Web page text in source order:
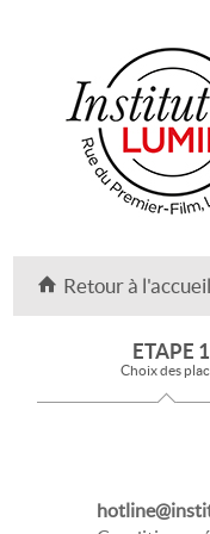
Retour à l'accueil
ETAPE 1
Choix des